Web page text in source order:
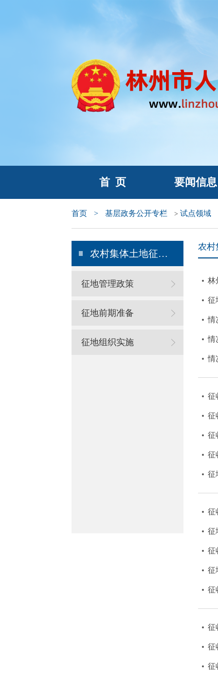
首 页 要闻信息
首页 > 基层政务公开专栏 > 试点领域
农村集体土地征收领域（已存档）
征地管理政策
征地前期准备
征地组织实施
农村
林
征
情
情
情
征
征
征
征
征
征
征
征
征
征
征
征
征